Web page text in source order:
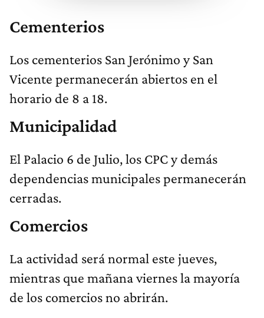
Cementerios
Los cementerios San Jerónimo y San
Vicente permanecerán abiertos en el
horario de 8 a 18.
Municipalidad
El Palacio 6 de Julio, los CPC y demás
dependencias municipales permanecerán
cerradas.
Comercios
La actividad será normal este jueves,
mientras que mañana viernes la mayoría
de los comercios no abrirán.